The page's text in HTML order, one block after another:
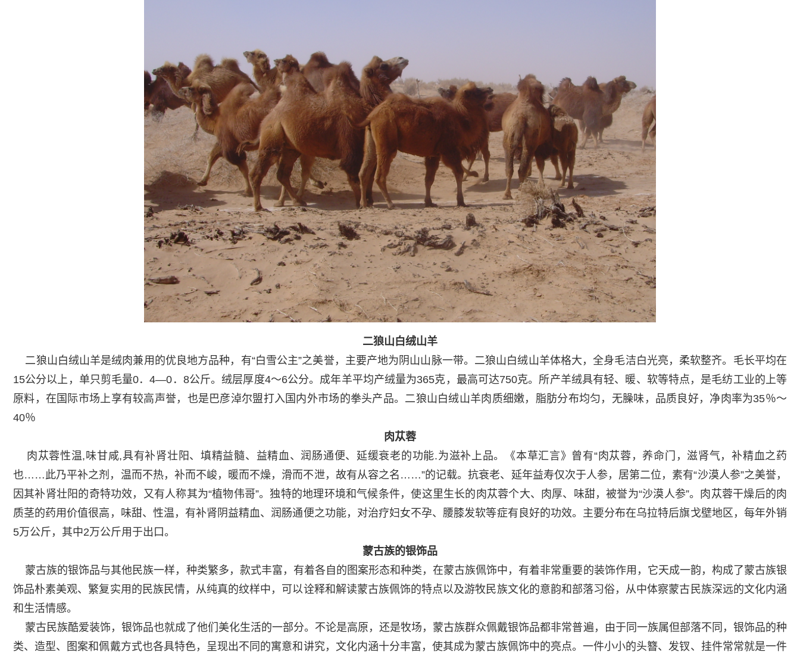
二狼山白绒山羊
二狼山白绒山羊是绒肉兼用的优良地方品种，有“白雪公主”之美誉，主要产地为阴山山脉一带。二狼山白绒山羊体格大，全身毛洁白光亮，柔软整齐。毛长平均在
15公分以上，单只剪毛量0．4—0．8公斤。绒层厚度4～6公分。成年羊平均产绒量为365克，最高可达750克。所产羊绒具有轻、暖、软等特点，是毛纺工业的上等
原料，在国际市场上享有较高声誉，也是巴彦淖尔盟打入国内外市场的拳头产品。二狼山白绒山羊肉质细嫩，脂肪分布均匀，无臊味，品质良好，净肉率为35％～
40％
肉苁蓉
肉苁蓉性温,味甘咸,具有补肾壮阳、填精益髓、益精血、润肠通便、延缓衰老的功能.为滋补上品。《本草汇言》曾有“肉苁蓉，养命门，滋肾气，补精血之药
也……此乃平补之剂，温而不热，补而不峻，暖而不燥，滑而不泄，故有从容之名……”的记载。抗衰老、延年益寿仅次于人参，居第二位，素有“沙漠人参”之美誉，
因其补肾壮阳的奇特功效，又有人称其为“植物伟哥”。独特的地理环境和气候条件，使这里生长的肉苁蓉个大、肉厚、味甜，被誉为“沙漠人参”。肉苁蓉干燥后的肉
质茎的药用价值很高，味甜、性温，有补肾阴益精血、润肠通便之功能，对治疗妇女不孕、腰膝发软等症有良好的功效。主要分布在乌拉特后旗戈壁地区，每年外销
5万公斤，其中2万公斤用于出口。
蒙古族的银饰品
蒙古族的银饰品与其他民族一样，种类繁多，款式丰富，有着各自的图案形态和种类，在蒙古族佩饰中，有着非常重要的装饰作用，它天成一韵，构成了蒙古族银
饰品朴素美观、繁复实用的民族民情，从纯真的纹样中，可以诠释和解读蒙古族佩饰的特点以及游牧民族文化的意韵和部落习俗，从中体察蒙古民族深远的文化内涵
和生活情感。
蒙古民族酷爱装饰，银饰品也就成了他们美化生活的一部分。不论是高原，还是牧场，蒙古族群众佩戴银饰品都非常普遍，由于同一族属但部落不同，银饰品的种
类、造型、图案和佩戴方式也各具特色，呈现出不同的寓意和讲究，文化内涵十分丰富，使其成为蒙古族佩饰中的亮点。一件小小的头簪、发钗、挂件常常就是一件